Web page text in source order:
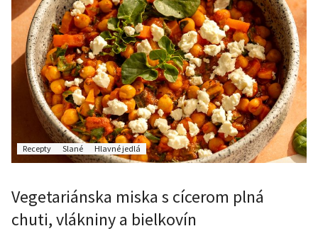
Recepty Slané Hlavné jedlá
Vegetariánska miska s cícerom plná
chuti, vlákniny a bielkovín